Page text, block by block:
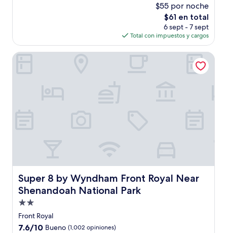
$55 por noche
El
precio
actual
es
de
$61 en total
6 sept - 7 sept
Total con impuestos y cargos
Super 8 by Wyndham Front Royal Near
Shenandoah National Park
Super 8 by Wyndham Front Royal Near Shenandoah
Propiedad
de
2.0
Front Royal
7.6
7.6/10 Bueno (1,002 opiniones)
Super 8 by Wyndham Front Royal Near Shenandoah